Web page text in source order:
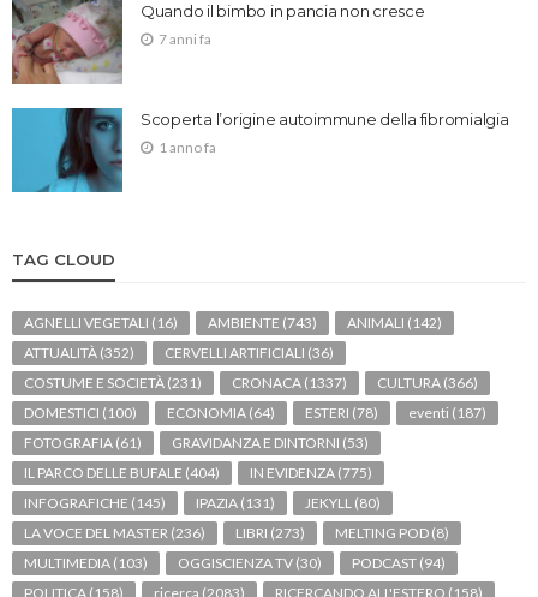
Quando il bimbo in pancia non cresce
7 anni fa
Scoperta l’origine autoimmune della fibromialgia
1 anno fa
TAG CLOUD
AGNELLI VEGETALI (16) AMBIENTE (743) ANIMALI (142)
ATTUALITÀ (352) CERVELLI ARTIFICIALI (36)
COSTUME E SOCIETÀ (231) CRONACA (1337) CULTURA (366)
DOMESTICI (100) ECONOMIA (64) ESTERI (78) eventi (187)
FOTOGRAFIA (61) GRAVIDANZA E DINTORNI (53)
IL PARCO DELLE BUFALE (404) IN EVIDENZA (775)
INFOGRAFICHE (145) IPAZIA (131) JEKYLL (80)
LA VOCE DEL MASTER (236) LIBRI (273) MELTING POD (8)
MULTIMEDIA (103) OGGISCIENZA TV (30) PODCAST (94)
POLITICA (158) ricerca (2083) RICERCANDO ALL'ESTERO (158)